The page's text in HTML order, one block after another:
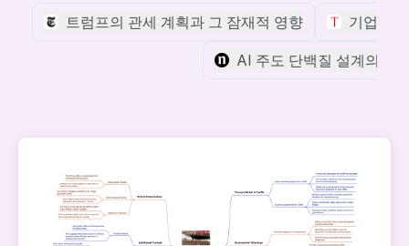
트럼프의 관세 계획과 그 잠재적 영향 기업의
AI 주도 단백질 설계의 발